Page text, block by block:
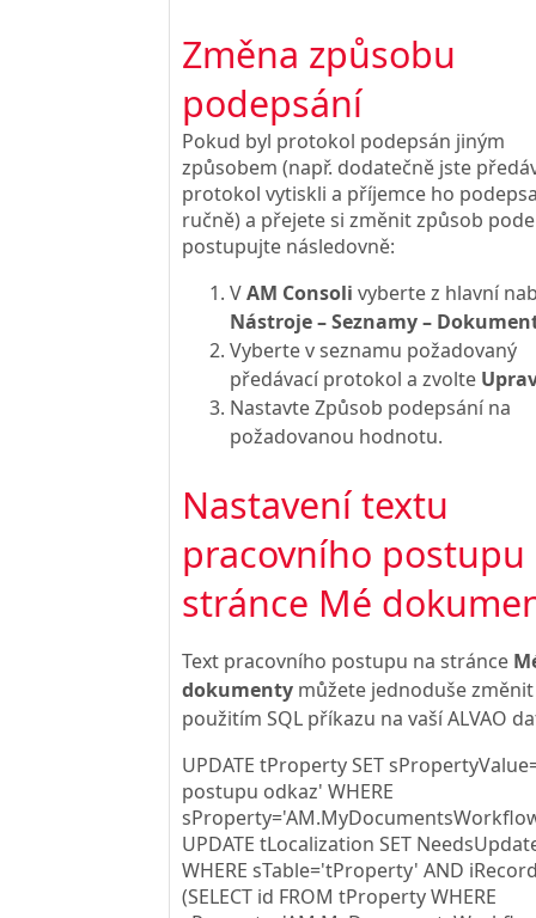
Změna způsobu
podepsání
Pokud byl protokol podepsán jiným
způsobem (např. dodatečně jste
protokol vytiskli a příjemce ho
ručně) a přejete si změnit způsob
postupujte následovně:
VAM Consoli vyberte z hlavní
Nástroje – Seznamy –
Vyberte v seznamu požadovaný
předávací protokol a zvolte
Nastavte Způsob podepsání na
požadovanou hodnotu.
Nastavení textu
pracovního postupu
stránce Mé
Text pracovního postupu na stránce
dokumenty můžete jednoduše změnit
použitím SQL příkazu na vaší ALVAO
UPDATE tProperty SET
postupu odkaz' WHERE
UPDATE tLocalization SET
WHERE sTable='tProperty' AND
(SELECT id FROM tProperty WHERE